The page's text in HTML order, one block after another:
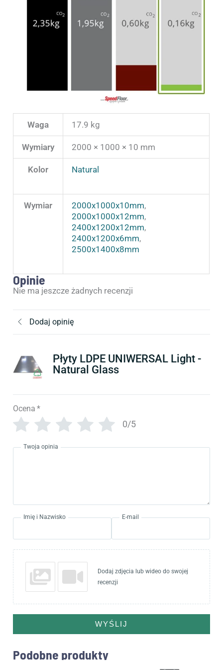
Waga 17.9 kg
Wymiary 2000 × 1000 × 10 mm
Kolor Natural
Wymiar 2000x1000x10mm,
2000x1000x12mm,
2400x1200x12mm,
2400x1200x6mm,
2500x1400x8mm
Opinie
Nie ma jeszcze żadnych recenzji
Dodaj opinię
Płyty LDPE UNIWERSAL Light -
Natural Glass
Ocena *
0/5
Twoja opinia
Imię i Nazwisko E-mail
Dodaj zdjęcia lub wideo do swojej
recenzji
WYŚLIJ
Podobne produkty